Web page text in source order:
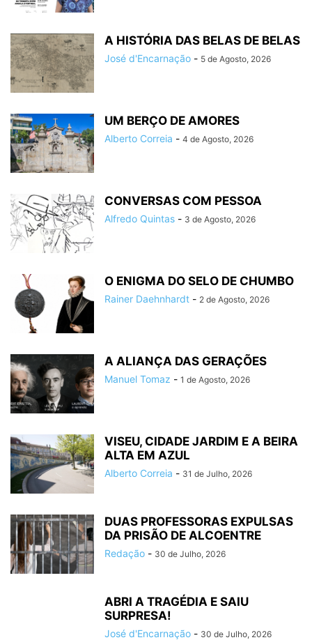
A HISTÓRIA DAS BELAS DE BELAS
José d'Encarnação - 5 de Agosto, 2026
UM BERÇO DE AMORES
Alberto Correia - 4 de Agosto, 2026
CONVERSAS COM PESSOA
Alfredo Quintas - 3 de Agosto, 2026
O ENIGMA DO SELO DE CHUMBO
Rainer Daehnhardt - 2 de Agosto, 2026
A ALIANÇA DAS GERAÇÕES
Manuel Tomaz - 1 de Agosto, 2026
VISEU, CIDADE JARDIM E A BEIRA
ALTA EM AZUL
Alberto Correia - 31 de Julho, 2026
DUAS PROFESSORAS EXPULSAS
DA PRISÃO DE ALCOENTRE
Redação - 30 de Julho, 2026
ABRI A TRAGÉDIA E SAIU
SURPRESA!
José d'Encarnação - 30 de Julho, 2026